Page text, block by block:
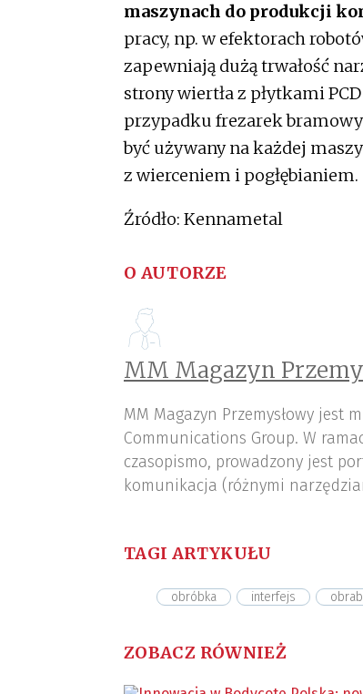
maszynach do produkcji
pracy, np. w efektorach
zapewniają dużą trwałość
strony wiertła z płytkami
przypadku frezarek
być używany na każdej
z wierceniem i pogłębianiem.
Źródło: Kennametal
O AUTORZE
MM Magazyn
MM Magazyn Przemysłowy
Communications Group. W
czasopismo, prowadzony jest
komunikacja (różnymi
TAGI ARTYKUŁU
obróbka interfejs
ZOBACZ RÓWNIEŻ